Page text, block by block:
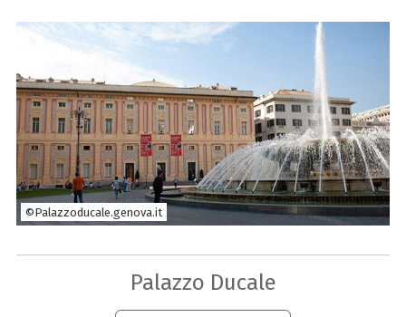
©Palazzoducale.genova.it
Palazzo Ducale